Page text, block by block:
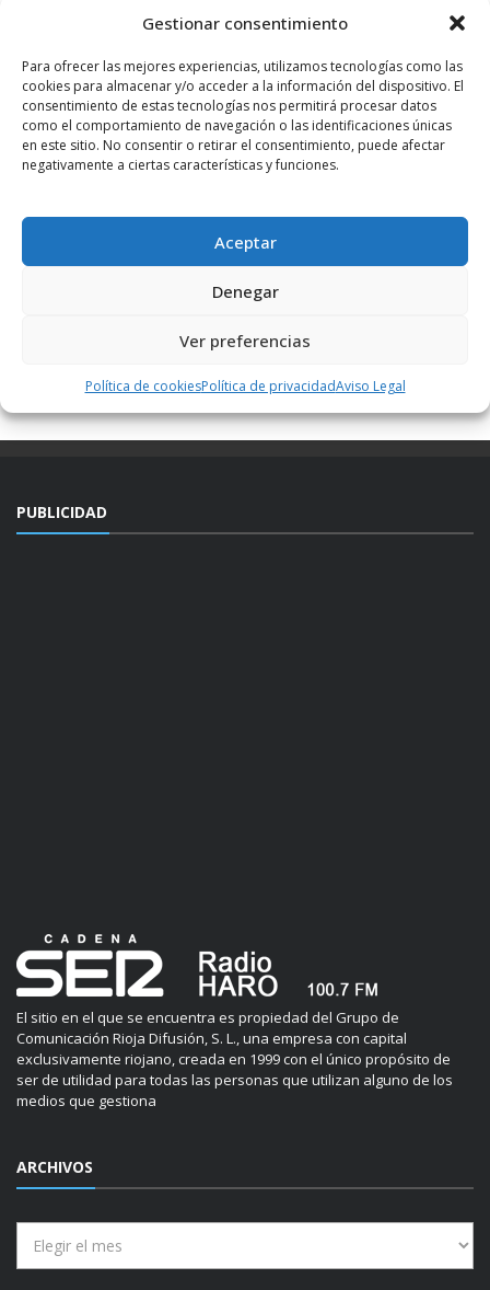
Gestionar consentimiento
Para ofrecer las mejores experiencias, utilizamos tecnologías como las
cookies para almacenar y/o acceder a la información del dispositivo. El
consentimiento de estas tecnologías nos permitirá procesar datos
como el comportamiento de navegación o las identificaciones únicas
en este sitio. No consentir o retirar el consentimiento, puede afectar
negativamente a ciertas características y funciones.
Aceptar
Denegar
Ver preferencias
Política de cookiesPolítica de privacidadAviso Legal
Hablamos de vinos, de lo
que nos gusta, de lo que
que vemos cada día
vida.
PUBLICIDAD
El sitio en el que se encuentra es propiedad del Grupo de
Comunicación Rioja Difusión, S. L., una empresa con capital
exclusivamente riojano, creada en 1999 con el único propósito de
ser de utilidad para todas las personas que utilizan alguno de los
medios que gestiona
ARCHIVOS